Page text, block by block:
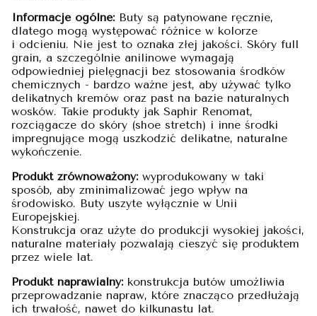
Informacje ogólne:Buty są patynowane ręcznie,
dlatego mogą występować różnice w kolorze
i odcieniu. Nie jest to oznaka złej jakości. Skóry full
grain, a szczególnie anilinowe wymagają
odpowiedniej pielęgnacji bez stosowania środków
chemicznych - bardzo ważne jest, aby używać tylko
delikatnych kremów oraz past na bazie naturalnych
wosków. Takie produkty jak Saphir Renomat,
rozciągacze do skóry (shoe stretch) i inne środki
impregnujące mogą uszkodzić delikatne, naturalne
wykończenie.
Produkt zrównoważony:wyprodukowany w taki
sposób, aby zminimalizować jego wpływ na
środowisko. Buty uszyte wyłącznie w Unii
Europejskiej.
Konstrukcja oraz użyte do produkcji wysokiej jakości,
naturalne materiały pozwalają cieszyć się produktem
przez wiele lat.
Produkt naprawialny:konstrukcja butów umożliwia
przeprowadzanie napraw, które znacząco przedłużają
ich trwałość, nawet do kilkunastu lat.